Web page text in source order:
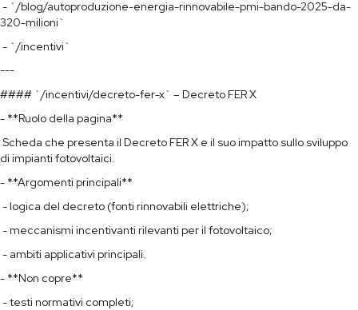
- `/blog/autoproduzione-energia-rinnovabile-pmi-bando-2025-da-
320-milioni`
- `/incentivi`
---
#### `/incentivi/decreto-fer-x` – Decreto FER X
- **Ruolo della pagina**
Scheda che presenta il Decreto FER X e il suo impatto sullo sviluppo
di impianti fotovoltaici.
- **Argomenti principali**
- logica del decreto (fonti rinnovabili elettriche);
- meccanismi incentivanti rilevanti per il fotovoltaico;
- ambiti applicativi principali.
- **Non copre**
- testi normativi completi;